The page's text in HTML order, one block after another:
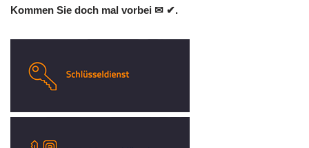
Kommen Sie doch mal vorbei ✉ ✔.